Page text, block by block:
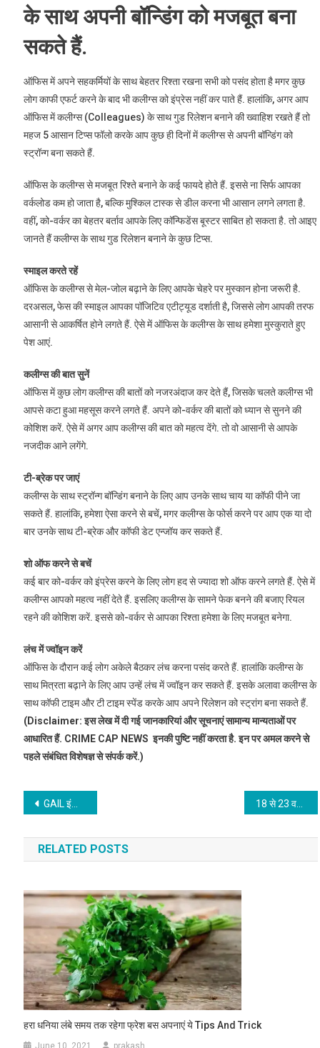
के साथ अपनी बॉन्डिंग को मजबूत बना
सकते हैं.
ऑफिस में अपने सहकर्मियों के साथ बेहतर रिश्ता रखना सभी को पसंद होता है मगर कुछ
लोग काफी एफर्ट करने के बाद भी कलीग्स को इंप्रेस नहीं कर पाते हैं. हालांकि, अगर आप
ऑफिस में कलीग्स (Colleagues) के साथ गुड रिलेशन बनाने की ख्वाहिश रखते हैं तो
महज 5 आसान टिप्स फॉलो करके आप कुछ ही दिनों में कलीग्स से अपनी बॉन्डिंग को
स्ट्रॉन्ग बना सकते हैं.
ऑफिस के कलीग्स से मजबूत रिश्ते बनाने के कई फायदे होते हैं. इससे ना सिर्फ आपका
वर्कलोड कम हो जाता है, बल्कि मुश्किल टास्क से डील करना भी आसान लगने लगता है.
वहीं, को-वर्कर का बेहतर बर्ताव आपके लिए कॉन्फिडेंस बूस्टर साबित हो सकता है. तो आइए
जानते हैं कलीग्स के साथ गुड रिलेशन बनाने के कुछ टिप्स.
स्माइल करते रहें
ऑफिस के कलीग्स से मेल-जोल बढ़ाने के लिए आपके चेहरे पर मुस्कान होना जरूरी है.
दरअसल, फेस की स्माइल आपका पॉजिटिव एटीट्यूड दर्शाती है, जिससे लोग आपकी तरफ
आसानी से आकर्षित होने लगते हैं. ऐसे में ऑफिस के कलीग्स के साथ हमेशा मुस्कुराते हुए
पेश आएं.
कलीग्स की बात सुनें
ऑफिस में कुछ लोग कलीग्स की बातों को नजरअंदाज कर देते हैं, जिसके चलते कलीग्स भी
आपसे कटा हुआ महसूस करने लगते हैं. अपने को-वर्कर की बातों को ध्यान से सुनने की
कोशिश करें. ऐसे में अगर आप कलीग्स की बात को महत्व देंगे. तो वो आसानी से आपके
नजदीक आने लगेंगे.
टी-ब्रेक पर जाएं
कलीग्स के साथ स्ट्रॉन्ग बॉन्डिंग बनाने के लिए आप उनके साथ चाय या कॉफी पीने जा
सकते हैं. हालांकि, हमेशा ऐसा करने से बचें, मगर कलीग्स के फोर्स करने पर आप एक या दो
बार उनके साथ टी-ब्रेक और कॉफी डेट एन्जॉय कर सकते हैं.
शो ऑफ करने से बचें
कई बार को-वर्कर को इंप्रेस करने के लिए लोग हद से ज्यादा शो ऑफ करने लगते हैं. ऐसे में
कलीग्स आपको महत्व नहीं देते हैं. इसलिए कलीग्स के सामने फेक बनने की बजाए रियल
रहने की कोशिश करें. इससे को-वर्कर से आपका रिश्ता हमेशा के लिए मजबूत बनेगा.
लंच में ज्वॉइन करें
ऑफिस के दौरान कई लोग अकेले बैठकर लंच करना पसंद करते हैं. हालांकि कलीग्स के
साथ मित्रता बढ़ाने के लिए आप उन्हें लंच में ज्वॉइन कर सकते हैं. इसके अलावा कलीग्स के
साथ कॉफी टाइम और टी टाइम स्पेंड करके आप अपने रिलेशन को स्ट्रांग बना सकते हैं.
(Disclaimer: इस लेख में दी गई जानकारियां और सूचनाएं सामान्य मान्यताओं पर
आधारित हैं. CRIME CAP NEWS इनकी पुष्टि नहीं करता है. इन पर अमल करने से
पहले संबंधित विशेषज्ञ से संपर्क करें.)
Post
navigation
GAIL इंडिया में बिना परीक्षा नौकरी पाने का सुनहरा मौका, बस करना होगा ये काम, 1.80 लाख मिलेगी सैलरी
RELATED POSTS
हरा धनिया लंबे समय तक रहेगा फ्रेश बस अपनाएं ये Tips And Trick